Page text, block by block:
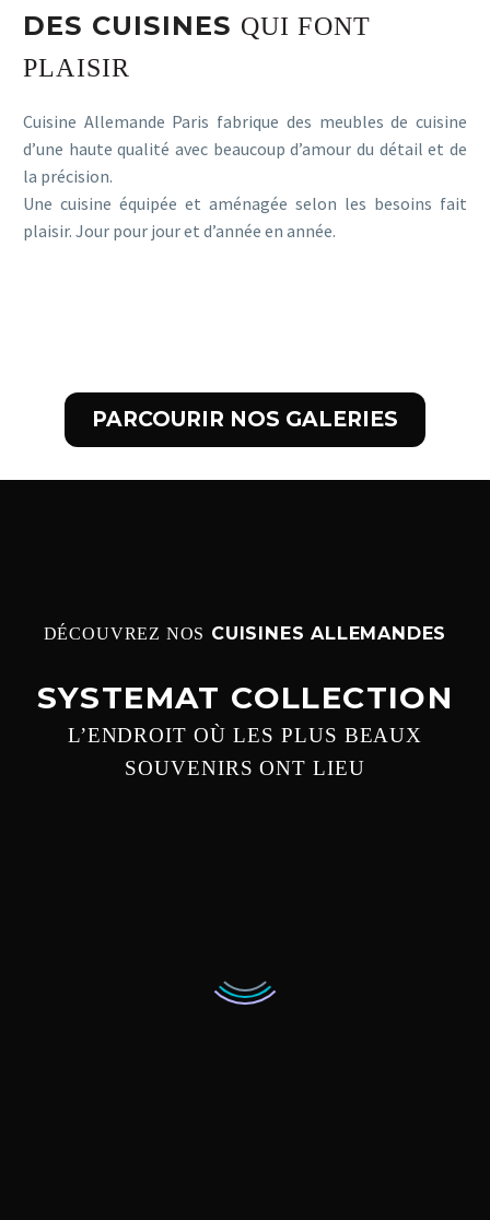
DES CUISINES QUI FONT
PLAISIR
Cuisine Allemande Paris fabrique des meubles de cuisine
d’une haute qualité avec beaucoup d’amour du détail et de
la précision.
Une cuisine équipée et aménagée selon les besoins fait
plaisir. Jour pour jour et d’année en année.
PARCOURIR NOS GALERIES
DÉCOUVREZ NOS CUISINES ALLEMANDES
SYSTEMAT COLLECTION
L’ENDROIT OÙ LES PLUS BEAUX
SOUVENIRS ONT LIEU